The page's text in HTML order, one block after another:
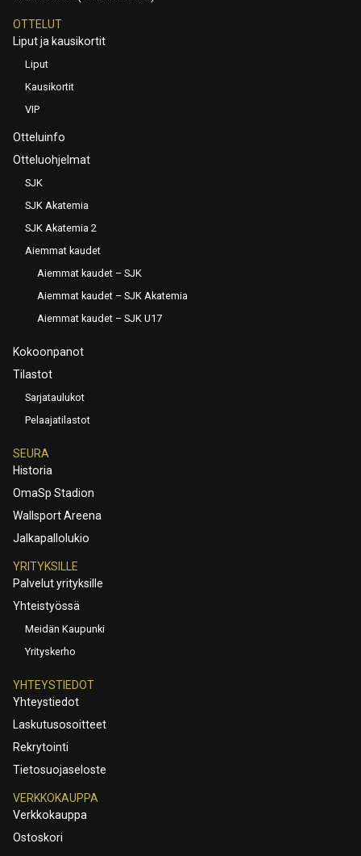
OTTELUT
Liput ja kausikortit
Liput
Kausikortit
VIP
Otteluinfo
Otteluohjelmat
SJK
SJK Akatemia
SJK Akatemia 2
Aiemmat kaudet
Aiemmat kaudet – SJK
Aiemmat kaudet – SJK Akatemia
Aiemmat kaudet – SJK U17
Kokoonpanot
Tilastot
Sarjataulukot
Pelaajatilastot
SEURA
Historia
OmaSp Stadion
Wallsport Areena
Jalkapallolukio
YRITYKSILLE
Palvelut yrityksille
Yhteistyössä
Meidän Kaupunki
Yrityskerho
YHTEYSTIEDOT
Yhteystiedot
Laskutusosoitteet
Rekrytointi
Tietosuojaseloste
VERKKOKAUPPA
Verkkokauppa
Ostoskori